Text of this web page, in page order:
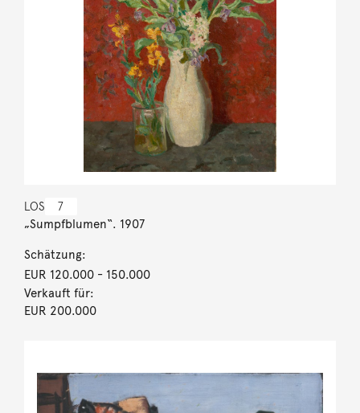
LOS 7
„Sumpfblumen“. 1907
Schätzung:
EUR 120.000- 150.000
Verkauft für:
EUR 200.000